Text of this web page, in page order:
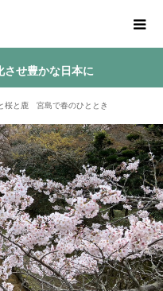
させ豊かな日本に
桜と鹿 宮島で春のひととき